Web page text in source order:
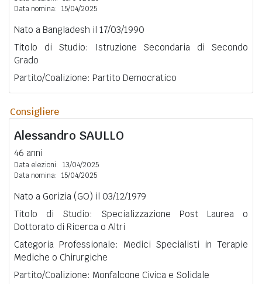
Data nomina: 15/04/2025
Nato a Bangladesh il 17/03/1990
Titolo di Studio: Istruzione Secondaria di Secondo
Grado
Partito/Coalizione: Partito Democratico
Consigliere
Alessandro SAULLO
46 anni
Data elezioni: 13/04/2025
Data nomina: 15/04/2025
Nato a Gorizia (GO) il 03/12/1979
Titolo di Studio: Specializzazione Post Laurea o
Dottorato di Ricerca o Altri
Categoria Professionale: Medici Specialisti in Terapie
Mediche o Chirurgiche
Partito/Coalizione: Monfalcone Civica e Solidale